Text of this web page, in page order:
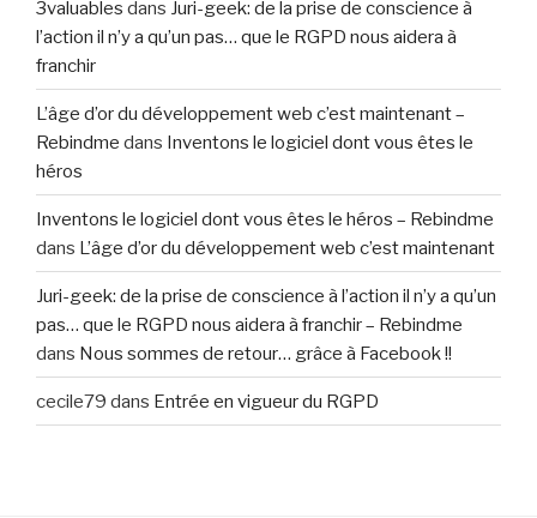
3valuables dans Juri-geek: de la prise de conscience à
l’action il n’y a qu’un pas… que le RGPD nous aidera à
franchir
L’âge d’or du développement web c’est maintenant –
Rebindme dans Inventons le logiciel dont vous êtes le
héros
Inventons le logiciel dont vous êtes le héros – Rebindme
dans L’âge d’or du développement web c’est maintenant
Juri-geek: de la prise de conscience à l’action il n’y a qu’un
pas… que le RGPD nous aidera à franchir – Rebindme
dans Nous sommes de retour… grâce à Facebook !!
cecile79 dans Entrée en vigueur du RGPD